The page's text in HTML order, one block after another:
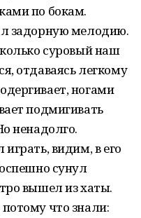
по бокам.
задорную мелодию.
суровый наш
отдаваясь легкому
ногами
подмигивать
ненадолго.
видим, в его
сунул
вышел из хаты.
что знали: